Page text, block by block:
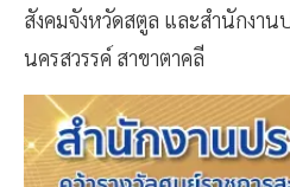
สังคมจังหวัดสตูล และสำนักงาน
นครสวรรค์ สาขาตาคลี